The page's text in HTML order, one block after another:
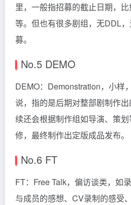
里，一般指招募的截止日期，
等。但也有很多剧组，无DDL
募。
No.5 DEMO
DEMO：Demonstration，小样
说，指的是后期对整部剧制作
续还会根据制作组如导演、策
修，最终制作出定版成品发布。
No.6 FT
FT：Free Talk，偏访谈类，如
与成员的感想、CV录制的感受